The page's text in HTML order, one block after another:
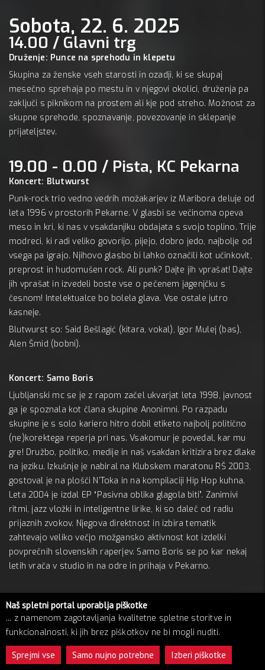
Sobota, 22. 6. 2025
14.00 / Glavni trg
Druženje: Punce na sprehodu in klepetu
Skupina za ženske vseh starosti in ozadji, ki se skupaj
mesečno sprehaja po mestu in v njegovi okolici, druženja pa
zaključi s piknikom na prostem ali kje pod streho. Možnost za
skupne sprehode, spoznavanje, povezovanje in sklepanje
prijateljstev.
19.00 - 0.00 / Pista, KC Pekarna
Koncert: Blutwurst
Punk-rock trio vedno vedrih možakarjev iz Maribora deluje od
leta 1996 v prostorih Pekarne. V glasbi se večinoma opeva
meso in kri, ki nas v vsakdanjiku obdajata s svojo toplino. Trije
modreci, ki radi veliko govorijo, pijejo, dobro jedo, najbolje od
vsega pa igrajo. Njihovo glasbo bi lahko označili kot učinkovit,
preprost in hudomušen rock. Ali punk? Dajte jih vprašat! Dajte
jih vprašat in izvedeli boste vse o pečenem jagenjčku s
česnom! Intelektualce bo bolela glava. Vse ostale jutro
kasneje.
Blutwurst so: Said Bešlagić (kitara, vokal), Igor Mulej (bas),
Alen Šmid (bobni).
Koncert: Samo Boris
Ljubljanski mc se je z rapom začel ukvarjat leta 1998, javnost
ga je spoznala kot člana skupine Anonimni. Po razpadu
skupine je s solo kariero hitro dobil etiketo najbolj politično
(ne)korektega reperja pri nas. Vsakomur je povedal, kar mu
gre! Družbo, politiko, medije in naš vsakdan kritizira brez dlake
na jeziku. Izkušnje je nabiral na Klubskem maratonu RŠ 2003,
gostoval je na plošči N’Toka in na kompilaciji Hip Hop kuhna.
Leta 2004 je izdal EP “Pasivna oblika glagola biti”. Zanimivi
ritmi, jazz vložki in inteligentne lirike, ki so daleč od radiu
prijaznih zvokov. Njegova direktnost in izbira tematik
zahtevajo veliko večjo možgansko aktivnost kot izdelki
povprečnih slovenskih raperjev. Samo Boris se po kar nekaj
letih vrača v studio in na odre in prihaja v Pekarno.
Koncert: Mirko
Je načitan Podgurski čefur, nekdaj znan kot Atila,
neintelektualističen raper. Kritizira, a ne pridiga! Ne sramuje
se zavezanosti tradiciji, ne želi je presegati, priklanja se ji in jo
obenem od znotraj oživlja. Razteza se po slovenskih
Naš spletni portal uporablja piškotke
... z namenom zagotavljanja kvalitetne spletne storitve in
funkcionalnosti, ki jih brez piškotkov ne bi mogli nuditi.
Sprejmi vse
Samo nujno potrebne Izberi piškotke